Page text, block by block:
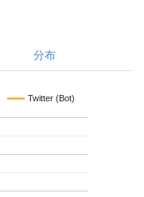
分布
Twitter (Bot)